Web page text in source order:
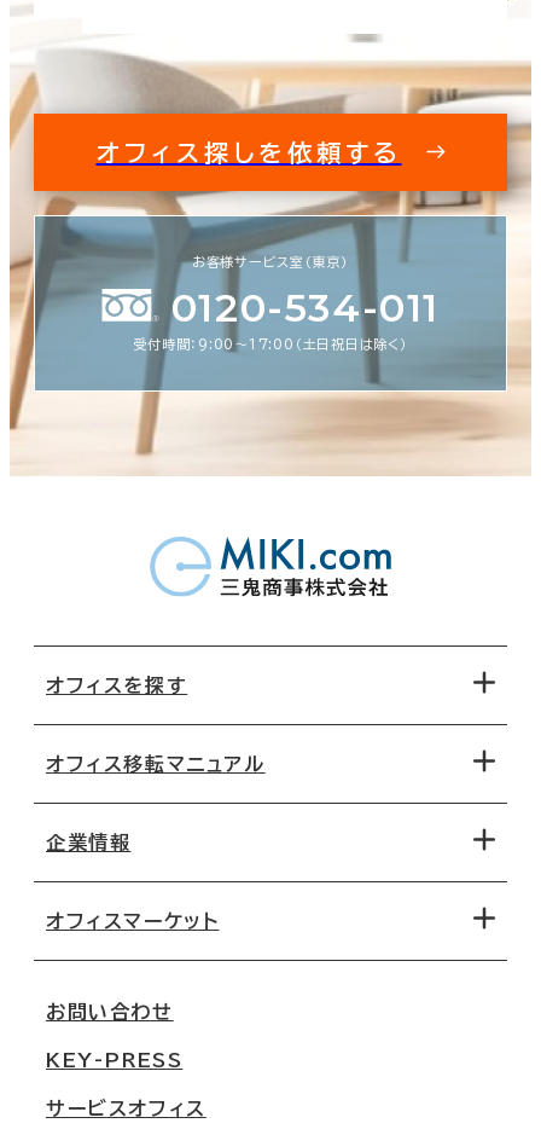
オフィス探しを依頼する
お客様サービス室（東京）
0120-534-011
受付時間：9:00〜17:00（土日祝日は除く）
オフィスを探す
地図から探す
路線・駅から探す
オフィス移転マニュアル
移転コストシミュレーション
移転スケジュール
オフィス移転Q&A
企業情報
オフィスマーケット
大阪
名古屋
お問い合わせ
KEY-PRESS
サービスオフィス